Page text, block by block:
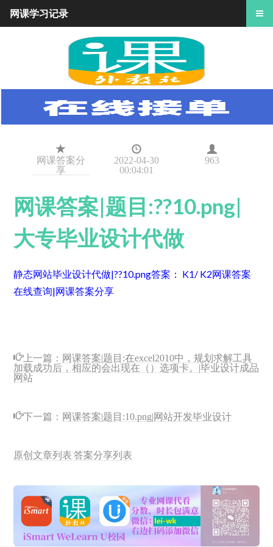
网课答案分
享
2022-04-30
00:04:01
963
网课答案|题目:??10.png|
大专毕业设计代做
静态网站毕业设计代做|??10.png答案： K1/ K2网课答案
在线查询|网课答案分享
上一篇： 网课答案|题目:在excel2010中，规划求解工具
加载成功后，相应的会出现在（）选项卡。|毕业设计成品
网站
下一篇： 网课答案|题目:10.png|网站开发毕业设计
原创文章列表 答案分享列表
网课学习记录